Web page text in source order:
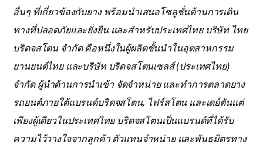
อื่นๆ ที่เกี่ยวข้องกับยาง พร้อมนำเสนอโซลูชั่นด้านการเดิน
ทางที่ปลอดภัยและยั่งยืน และสำหรับประเทศไทย บริษัท ไทย
บริดจสโตน จำกัด คือหนึ่งในผู้ผลิตชั้นนำในอุตสาหกรรม
ยานยนต์ไทย และบริษัท บริดจสโตนเซลส์ (ประเทศไทย)
จำกัด ผู้นำด้านการนำเข้า จัดจำหน่าย และทำการตลาดยาง
รถยนต์ภายใต้แบรนด์บริดจสโตน, ไฟร์สโตน และเดย์ตันแต่
เพียงผู้เดียวในประเทศไทย บริดจสโตนเป็นแบรนด์ที่ได้รับ
ความไว้วางใจจากลูกค้า ตัวแทนจำหน่าย และพันธมิตรทาง